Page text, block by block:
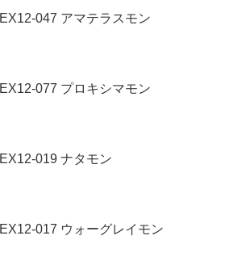
EX12-047 アマテラスモン
EX12-077 プロキシマモン
EX12-019 ナタモン
EX12-017 ウォーグレイモン